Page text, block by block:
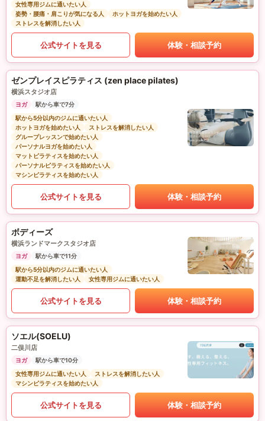
女性専用ジムに通いたい人
姿勢・腰痛・肩こりが気になる人
ホットヨガを始めたい人
ストレスを解消したい人
公式サイトを見る 体験・相談予約
ゼンプレイスピラティス (zen place pilates)
横浜スタジオ店
ヨガ
駅から車で7分
駅から5分以内のジムに通いたい人
ホットヨガを始めたい人
ストレスを解消したい人
グループレッスンで始めたい人
パーソナルヨガを始めたい人
マットピラティスを始めたい人
パーソナルピラティスを始めたい人
マシンピラティスを始めたい人
公式サイトを見る 体験・相談予約
ボディーズ
横浜ランドマークスタジオ店
ヨガ
駅から車で11分
駅から5分以内のジムに通いたい人
運動不足を解消したい人
女性専用ジムに通いたい人
公式サイトを見る 体験・相談予約
ソエル(SOELU)
二俣川店
ヨガ
駅から車で10分
女性専用ジムに通いたい人
ストレスを解消したい人
マシンピラティスを始めたい人
公式サイトを見る 体験・相談予約